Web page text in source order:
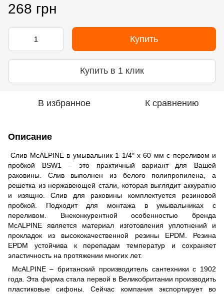
268 грн
Купить
Купить в 1 клик
В избранное К сравнению
Описание
Слив McALPINE в умывальник 1 1/4″ x 60 мм с переливом и
пробкой BSW1 – это практичный вариант для Вашей
раковины. Слив выполнен из белого полипропилена, а
решетка из нержавеющей стали, которая выглядит аккуратно
и изящно. Слив для раковины комплектуется резиновой
пробкой. Подходит для монтажа в умывальниках с
переливом. Внеконкурентной особенностью бренда
McALPINE является материал изготовления уплотнений и
прокладок из высококачественной резины EPDM. Резина
EPDM устойчива к перепадам температур и сохраняет
эластичность на протяжении многих лет.
McALPINE – британский производитель сантехники с 1902
года. Эта фирма стала первой в Великобритании производить
пластиковые сифоны. Сейчас компания экспортирует во